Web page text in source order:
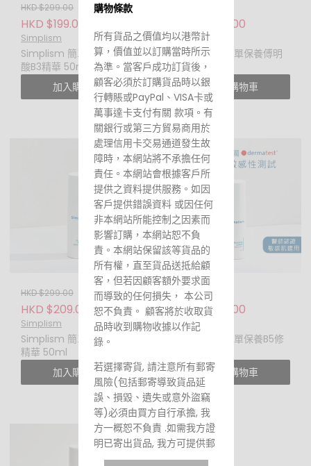
HKD $299.00
HKD $199.00
Simplism
Simplism 簡單保養玻尿
酸B3精華 50ml
加入購物車
HKD $209.00
Simplism
Simplism 簡單保養傅明
酸精華 50ml
加入購物車
HKD $299.00
HKD $209.00
Simplism
Simplism 簡單保養淨痘
精華 50ml
加入購物車
HKD $299.00
HKD $209.00
Simplism
Simplism 簡單保養B5修
加入購物車
購物條款
所有貨品之價值均以港幣計
算，價值並以訂購當時所示
為準。當客戶成功訂貨後，
顧客必須於訂購貨品時以銀
行轉賬或PayPal、VISA卡或
萬事達卡支付有關 款項。有
關銀行或第三方貿易商用於
處理信用卡交易通道發生故
障時，本網站將不承擔任何
責任。本網站會根據客戶所
提供之資料提供服務。如因
客戶提供錯誤資料 或因任何
非本網站所能控制之因素而
影響訂購，本網站恕不負
責。本網站保留該等貨品的
所有權，直至貨品送抵給顧
客，但若因顧客額外要求面
而導致的任何損失， 本公司
恕不負責。 顧客將於收取貨
品時收到購物收據以作記
錄。
若選擇寄貨, 請注意所有郵寄
風險(包括郵寄導致貨品延
誤、損毀、遺失或意外盜竊
等)必須由買方自行承擔, 我
方一概恕不負責 .如需我方證
明已寄出貨品, 我方可提供郵
寄證明